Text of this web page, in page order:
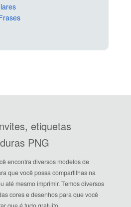
etiquetas
PNG
encontra diversos modelos de
que você possa compartilhas na
até mesmo imprimir. Temos diversos
cores e desenhos para que você